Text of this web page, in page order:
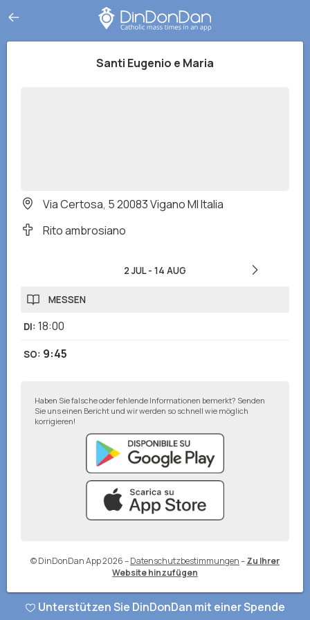
Santi Eugenio e Maria
Via Certosa, 5 20083 Vigano MI Italia
Rito ambrosiano
2 JUL- 14 AUG
MESSEN
DI: 18:00
SO: 9:45
Haben Sie falsche oder fehlende Informationen bemerkt? Senden
Sie uns einen Bericht und wir werden so schnell wie möglich
korrigieren!
© DinDonDan App 2026–Datenschutzbestimmungen–Zu Ihrer
Website hinzufügen
Unterstützen Sie DinDonDan mit einer Spende